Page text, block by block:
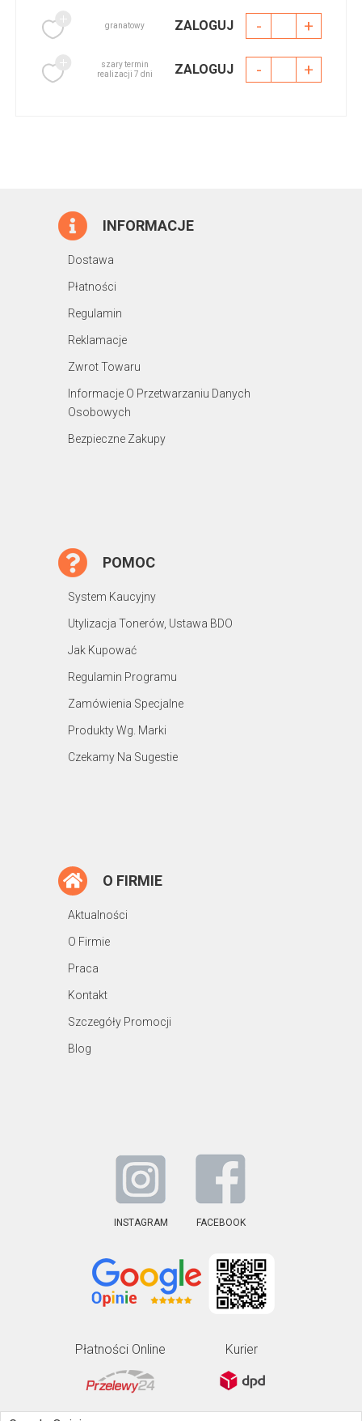
granatowy ZALOGUJ - +
szary termin
realizacji 7 dni
ZALOGUJ - +
INFORMACJE
Dostawa
Płatności
Regulamin
Reklamacje
Zwrot Towaru
Informacje O Przetwarzaniu Danych
Osobowych
Bezpieczne Zakupy
POMOC
System Kaucyjny
Utylizacja Tonerów, Ustawa BDO
Jak Kupować
Regulamin Programu
Zamówienia Specjalne
Produkty Wg. Marki
Czekamy Na Sugestie
O FIRMIE
Aktualności
O Firmie
Praca
Kontakt
Szczegóły Promocji
Blog
INSTAGRAM FACEBOOK
Płatności Online Kurier